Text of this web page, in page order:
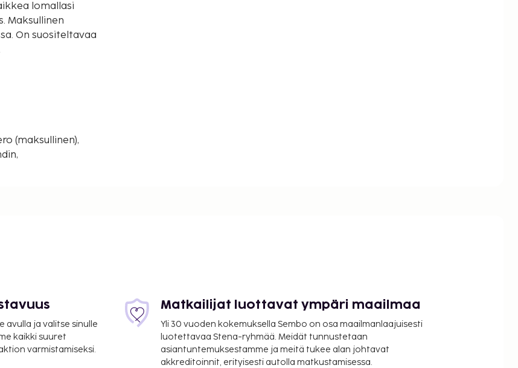
lomallasi
Maksullinen
On suositeltavaa
Lemmikkieläin
ja valitse sinulle
kaikki suuret
varmistamiseksi.
Matkailijat luottavat ympäri maailmaa
Yli 30 vuoden kokemuksella Sembo on osa maailmanlaajuisesti
luotettavaa Stena-ryhmää. Meidät tunnustetaan
asiantuntemuksestamme ja meitä tukee alan johtavat
akkreditoinnit, erityisesti autolla matkustamisessa.